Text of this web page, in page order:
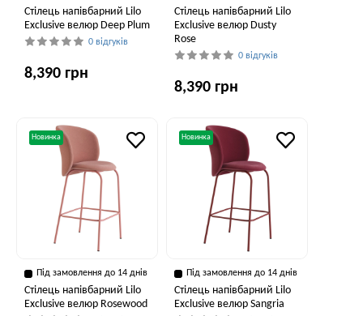
Стілець напівбарний Lilo
Exclusive велюр Deep Plum
0 відгуків
8,390 грн
Стілець напівбарний Lilo
Exclusive велюр Dusty
Rose
0 відгуків
8,390 грн
Новинка
Під замовлення до 14 днів
Стілець напівбарний Lilo
Exclusive велюр Rosewood
Новинка
Під замовлення до 14 днів
Стілець напівбарний Lilo
Exclusive велюр Sangria